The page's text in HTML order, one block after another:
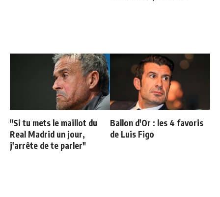
"Si tu mets le maillot du
Real Madrid un jour,
j'arrête de te parler"
Ballon d'Or : les 4 favoris
de Luis Figo